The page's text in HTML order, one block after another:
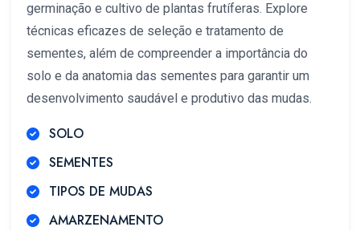
germinação e cultivo de plantas frutíferas. Explore
técnicas eficazes de seleção e tratamento de
sementes, além de compreender a importância do
solo e da anatomia das sementes para garantir um
desenvolvimento saudável e produtivo das mudas.
SOLO
SEMENTES
TIPOS DE MUDAS
AMARZENAMENTO